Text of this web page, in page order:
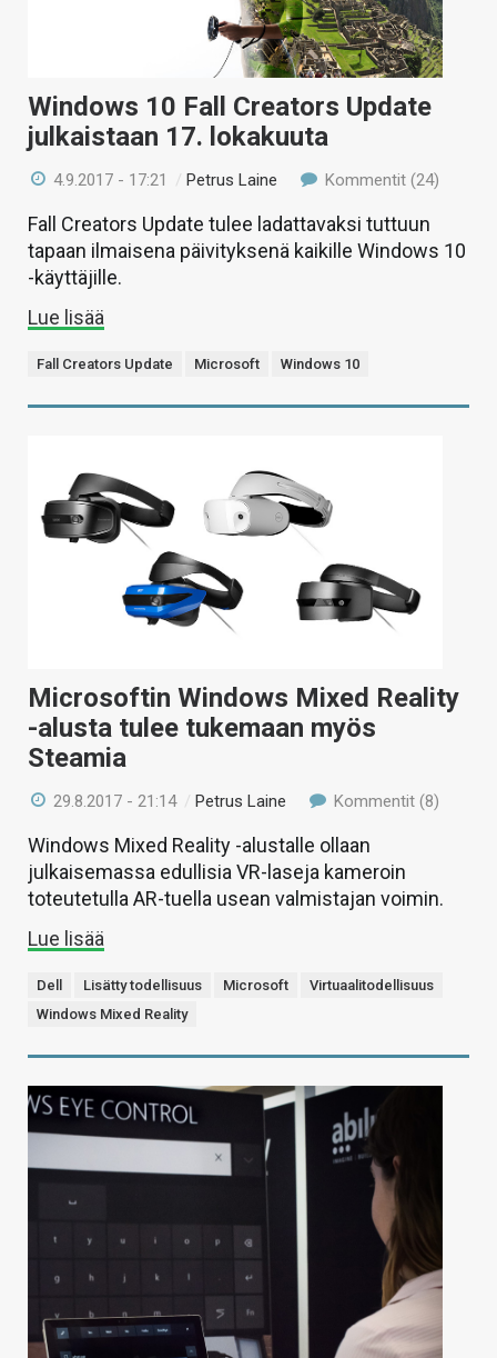
Windows 10 Fall Creators Update
julkaistaan 17. lokakuuta
4.9.2017 - 17:21 /Petrus Laine Kommentit (24)
Fall Creators Update tulee ladattavaksi tuttuun
tapaan ilmaisena päivityksenä kaikille Windows 10
-käyttäjille.
Lue lisää
Fall Creators Update Microsoft Windows 10
Microsoftin Windows Mixed Reality
-alusta tulee tukemaan myös
Steamia
29.8.2017 - 21:14 / Petrus Laine Kommentit (8)
Windows Mixed Reality -alustalle ollaan
julkaisemassa edullisia VR-laseja kameroin
toteutetulla AR-tuella usean valmistajan voimin.
Lue lisää
Dell Lisätty todellisuus Microsoft
Virtuaalitodellisuus
Windows Mixed Reality